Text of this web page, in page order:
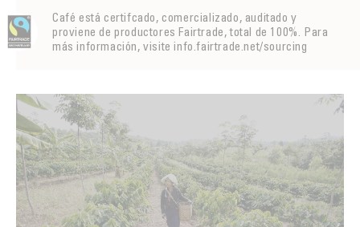
Café está certifcado, comercializado, auditado y
proviene de productores Fairtrade, total de 100%. Para
más información, visite info.fairtrade.net/sourcing